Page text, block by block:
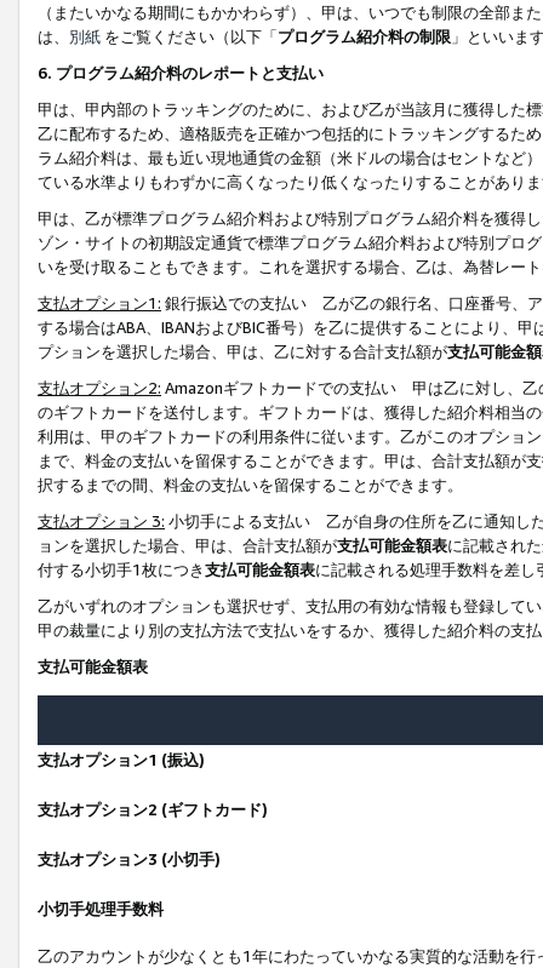
（またいかなる期間にもかかわらず）、甲は、いつでも制限の全部
は、 別紙 をご覧ください（以下「プログラム紹介料の制限 」といいま
6. プログラム紹介料のレポートと支払い
甲は、甲内部のトラッキングのために、および乙が当該月に獲得した
乙に配布するため、適格販売を正確かつ包括的にトラッキングするた
ラム紹介料は、最も近い現地通貨の金額（米ドルの場合はセントなど
ている水準よりもわずかに高くなったり低くなったりすることがあり
甲は、乙が標準プログラム紹介料および特別プログラム紹介料を獲得
ゾン・サイトの初期設定通貨で標準プログラム紹介料および特別プロ
いを受け取ることもできます。これを選択する場合、乙は、為替レー
支払オプション1: 銀行振込での支払い 乙が乙の銀行名、口座番号、
する場合はABA、IBANおよびBIC番号）を乙に提供することにより、
プションを選択した場合、甲は、乙に対する合計支払額が支払可能金
支払オプション2: Amazonギフトカードでの支払い 甲は乙に対し、乙
のギフトカードを送付します。ギフトカードは、獲得した紹介料相当
利用は、甲のギフトカードの利用条件に従います。乙がこのオプショ
まで、料金の支払いを留保することができます。甲は、合計支払額が
択するまでの間、料金の支払いを留保することができます。
支払オプション 3: 小切手による支払い 乙が自身の住所を乙に通知し
ョンを選択した場合、甲は、合計支払額が支払可能金額表に記載され
付する小切手1枚につき支払可能金額表に記載される処理手数料を差し
乙がいずれのオプションも選択せず、支払用の有効な情報も登録して
甲の裁量により別の支払方法で支払いをするか、獲得した紹介料の支
支払可能金額表
支払オプション1 (振込)
支払オプション2 (ギフトカード)
支払オプション3 (小切手)
小切手処理手数料
乙のアカウントが少なくとも1年にわたっていかなる実質的な活動を